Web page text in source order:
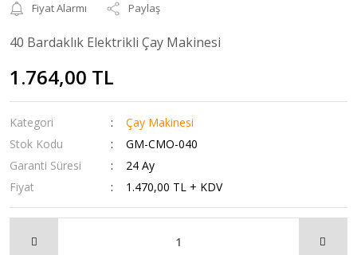
Fiyat Alarmı
Paylaş
40 Bardaklık Elektrikli Çay Makinesi
1.764,00 TL
Kategori
Çay Makinesi
Stok Kodu
GM-CMO-040
Garanti Süresi
24 Ay
Fiyat
1.470,00 TL + KDV